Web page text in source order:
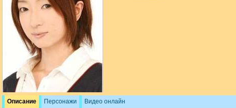
Описание Персонажи Видео онлайн